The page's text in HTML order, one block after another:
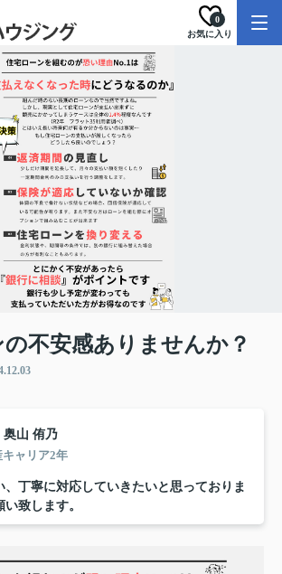
お気に入り
0
不安感ありませんか？
奥山 侑乃
ャリア2年
、丁寧に対応していきたいと思っておりま
致します。